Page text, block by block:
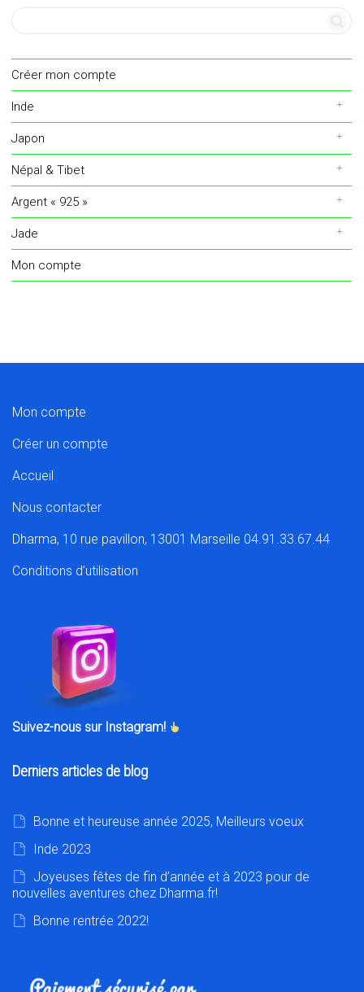
Créer mon compte
Inde
Japon
Népal & Tibet
Argent « 925 »
Jade
Mon compte
Mon compte
Créer un compte
Accueil
Nous contacter
Dharma, 10 rue pavillon, 13001 Marseille 04.91.33.67.44
Conditions d’utilisation
Suivez-nous sur Instagram!
Derniers articles de blog
Bonne et heureuse année 2025, Meilleurs voeux
Inde 2023
Joyeuses fêtes de fin d’année et à 2023 pour de
nouvelles aventures chez Dharma.fr!
Bonne rentrée 2022!